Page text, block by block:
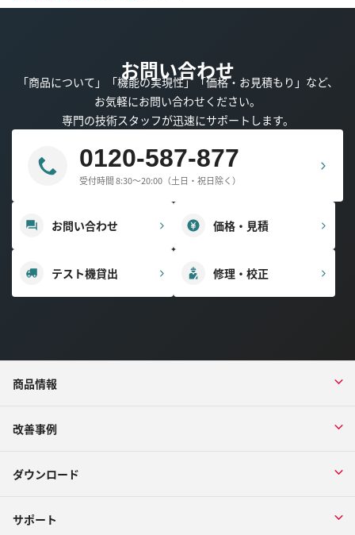
お問い合わせ
「商品について」「機能の実現性」「価格・お見積もり」など、
お気軽にお問い合わせください。
専門の技術スタッフが迅速にサポートします。
0120-587-877
受付時間 8:30～20:00（土日・祝日除く）
お問い合わせ 価格・見積
テスト機貸出 修理・校正
商品情報
改善事例
ダウンロード
サポート